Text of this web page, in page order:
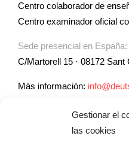
Gestionar el
las cookies
Centro colaborador de
Centro examinador oficial
Sede presencial en España:
C/Martorell 15 · 08172
Más información:
ENLACES DE UTILIDAD